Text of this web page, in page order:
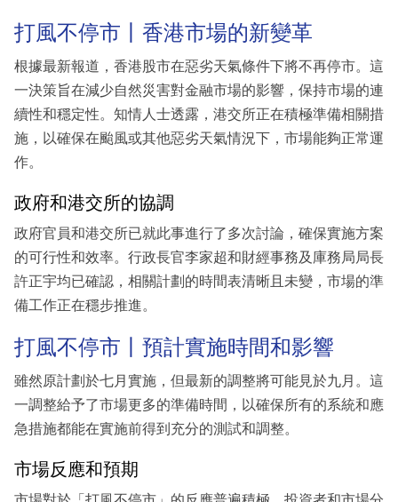
打風不停市丨香港市場的新變革
根據最新報道，香港股市在惡劣天氣條件下將不再停市。這
一決策旨在減少自然災害對金融市場的影響，保持市場的連
續性和穩定性。知情人士透露，港交所正在積極準備相關措
施，以確保在颱風或其他惡劣天氣情況下，市場能夠正常運
作。
政府和港交所的協調
政府官員和港交所已就此事進行了多次討論，確保實施方案
的可行性和效率。行政長官李家超和財經事務及庫務局局長
許正宇均已確認，相關計劃的時間表清晰且未變，市場的準
備工作正在穩步推進。
打風不停市丨預計實施時間和影響
雖然原計劃於七月實施，但最新的調整將可能見於九月。這
一調整給予了市場更多的準備時間，以確保所有的系統和應
急措施都能在實施前得到充分的測試和調整。
市場反應和預期